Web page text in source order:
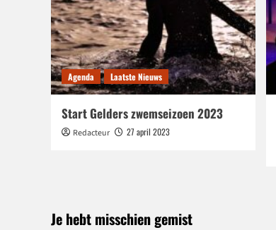
Agenda Laatste Nieuws
Start Gelders zwemseizoen 2023
Redacteur 27 april 2023
Je hebt misschien gemist